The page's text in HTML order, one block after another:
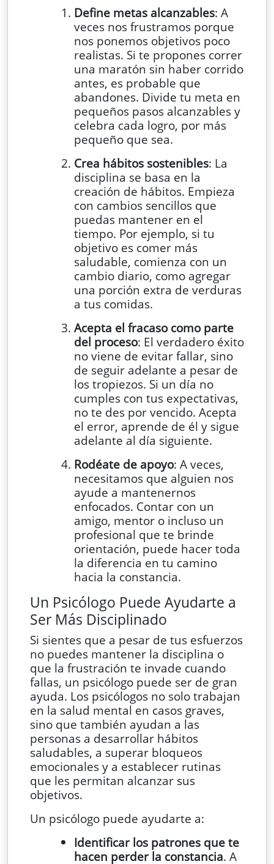
Define metas alcanzables: A
veces nos frustramos porque
nos ponemos objetivos poco
realistas. Si te propones correr
una maratón sin haber corrido
antes, es probable que
abandones. Divide tu meta en
pequeños pasos alcanzables y
celebra cada logro, por más
pequeño que sea.
Crea hábitos sostenibles: La
disciplina se basa en la
creación de hábitos. Empieza
con cambios sencillos que
puedas mantener en el
tiempo. Por ejemplo, si tu
objetivo es comer más
saludable, comienza con un
cambio diario, como agregar
una porción extra de verduras
a tus comidas.
Acepta el fracaso como parte
del proceso: El verdadero éxito
no viene de evitar fallar, sino
de seguir adelante a pesar de
los tropiezos. Si un día no
cumples con tus expectativas,
no te des por vencido. Acepta
el error, aprende de él y sigue
adelante al día siguiente.
Rodéate de apoyo: A veces,
necesitamos que alguien nos
ayude a mantenernos
enfocados. Contar con un
amigo, mentor o incluso un
profesional que te brinde
orientación, puede hacer toda
la diferencia en tu camino
hacia la constancia.
Un Psicólogo Puede Ayudarte a
Ser Más Disciplinado
Si sientes que a pesar de tus esfuerzos
no puedes mantener la disciplina o
que la frustración te invade cuando
fallas, un psicólogo puede ser de gran
ayuda. Los psicólogos no solo trabajan
en la salud mental en casos graves,
sino que también ayudan a las
personas a desarrollar hábitos
saludables, a superar bloqueos
emocionales y a establecer rutinas
que les permitan alcanzar sus
objetivos.
Un psicólogo puede ayudarte a:
Identificar los patrones que te
hacen perder la constancia. A